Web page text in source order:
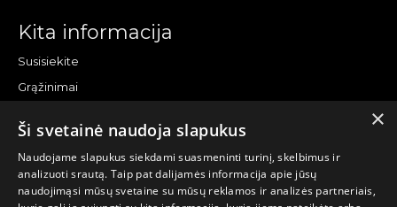
Kita informacija
Susisiekite
Grąžinimai
Pirkėjo paskyra
Mano paskyra
×
Ši svetainė naudoja slapukus
Naudojame slapukus siekdami suasmeninti turinį, skelbimus ir
analizuoti srautą. Taip pat dalijamės informacija apie jūsų
naudojimąsi mūsų svetaine su mūsų reklamos ir analizės partneriais,